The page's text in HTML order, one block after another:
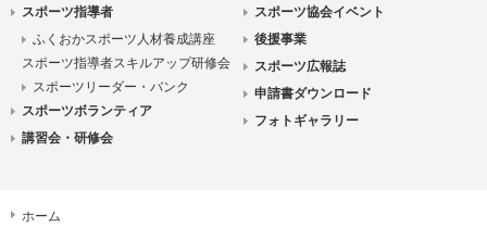
スポーツ指導者
ふくおかスポーツ人材養成講座
スポーツ指導者スキルアップ研修会
スポーツリーダー・バンク
スポーツボランティア
講習会・研修会
スポーツ協会イベント
後援事業
スポーツ広報誌
申請書ダウンロード
フォトギャラリー
ホーム